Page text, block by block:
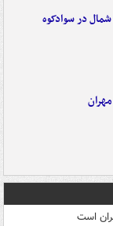
شمال در سوادکوه
است